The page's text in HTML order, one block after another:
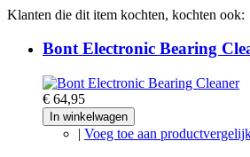
Klanten die dit item kochten, kochten ook:
Bont Electronic Bearing
€ 64,95
In winkelwagen
| Voeg toe aan